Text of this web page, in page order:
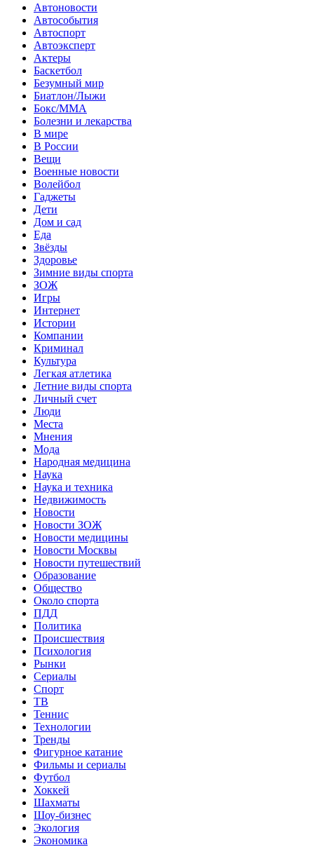
Автоновости
Автособытия
Автоспорт
Автоэксперт
Актеры
Баскетбол
Безумный мир
Биатлон/Лыжи
Бокс/MMA
Болезни и лекарства
В мире
В России
Вещи
Военные новости
Волейбол
Гаджеты
Дети
Дом и сад
Еда
Звёзды
Здоровье
Зимние виды спорта
ЗОЖ
Игры
Интернет
Истории
Компании
Криминал
Культура
Легкая атлетика
Летние виды спорта
Личный счет
Люди
Места
Мнения
Мода
Народная медицина
Наука
Наука и техника
Недвижимость
Новости
Новости ЗОЖ
Новости медицины
Новости Москвы
Новости путешествий
Образование
Общество
Около спорта
ПДД
Политика
Происшествия
Психология
Рынки
Сериалы
Спорт
ТВ
Теннис
Технологии
Тренды
Фигурное катание
Фильмы и сериалы
Футбол
Хоккей
Шахматы
Шоу-бизнес
Экология
Экономика